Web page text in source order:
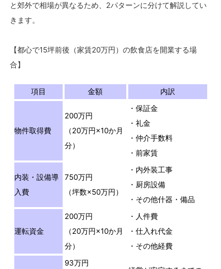
と郊外で相場が異なるため、2パターンに分けて解説してい
きます。
【都心で15坪前後（家賃20万円）の飲食店を開業する場
合】
項目 金額 内訳
物件取得費
200万円
（20万円×10か月
分）
・保証金
・礼金
・仲介手数料
・前家賃
内装・設備導
入費
750万円
（坪数×50万円）
・内外装工事
・厨房設備
・その他什器・備品
運転資金
200万円
（20万円×10か月
分）
・人件費
・仕入れ代金
・その他経費
93万円